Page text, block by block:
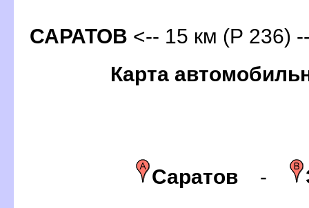
САРАТО <-- 15 км (Р 236)
Карта
Сарато-